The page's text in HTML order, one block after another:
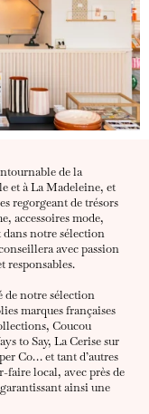
de la
et à La Madeleine, et
regorgeant de trésors
accessoires mode,
notre sélection
avec passion
responsables.
de notre sélection
marques françaises
Coucou
to Say, La Cerise sur
Co… et tant d’autres
faire local, avec près de
ainsi une